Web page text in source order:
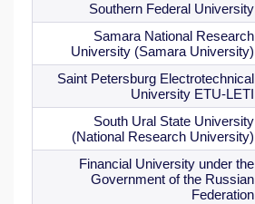
Southern Federal University
Samara National Research
University (Samara University)
Saint Petersburg Electrotechnical
University ETU-LETI
South Ural State University
(National Research University)
Financial University under the
Government of the Russian
Federation